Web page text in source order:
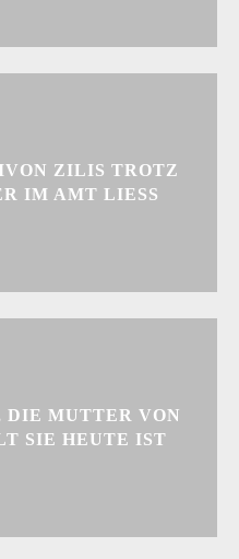
ZILIS TROTZ
IM AMT LIESS
DIE MUTTER VON
SIE HEUTE IST